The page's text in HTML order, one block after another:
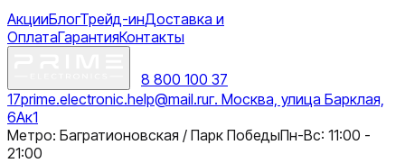
АкцииБлогТрейд-инДоставка и
ОплатаГарантияКонтакты
8 800 100 37
17prime.electronic.help@mail.ruг. Москва, улица Барклая,
6Ак1
Метро: Багратионовская / Парк ПобедыПн-Вс: 11:00 -
21:00